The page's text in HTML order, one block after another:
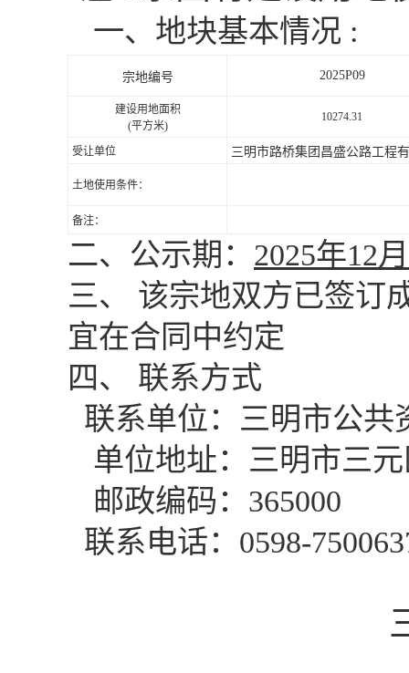
一、地块基本情况 :
宗地编号 2025P09
建设用地面积
(平方米)
10274.31
受让单位 三明市路桥集团昌盛公路工程
土地使用条件：
备注：
二、公示期： 2025年12月
三、 该宗地双方已签订
宜在合同中约定
四、 联系方式
联系单位：三明市公共
单位地址：三明市三
邮政编码： 365000
联系电话： 0598-